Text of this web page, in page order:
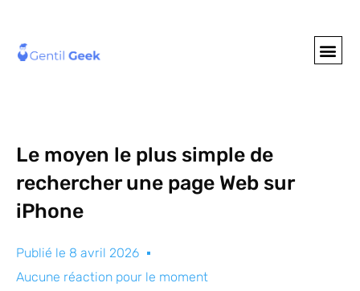
Le moyen le plus simple de
rechercher une page Web sur
iPhone
Publié le 8 avril 2026
Aucune réaction pour le moment